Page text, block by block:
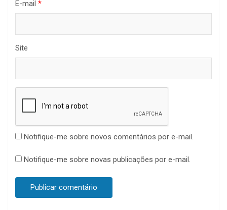
E-mail *
Site
Notifique-me sobre novos comentários por e-mail.
Notifique-me sobre novas publicações por e-mail.